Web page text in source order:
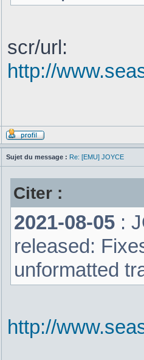
scr/url:
http://
Sujet du message : Re: [EMU] JOYCE
Citer :
2021-08-05 :
released:
unformatted
http://